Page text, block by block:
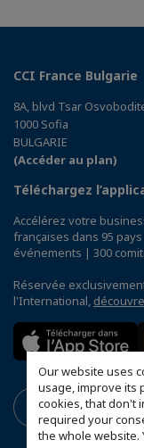
Our website uses
usage, improve its
cookies, that don't
required your
the whole website.
CCI France Bulgarie
8A, blvd Tsar
1000 Sofia
BULGARIE
(Accéder au plan)
Téléchargez
Accélérez votre
françaises dans 95
événements | 300
Réservée
l'International,